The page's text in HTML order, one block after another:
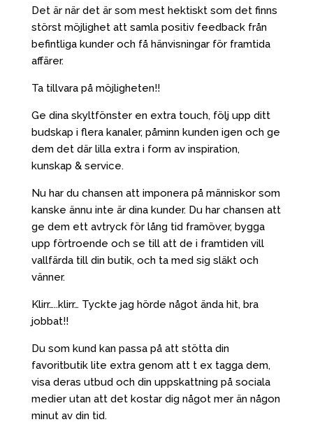
Det är när det är som mest hektiskt som det finns
störst möjlighet att samla positiv feedback från
befintliga kunder och få hänvisningar för framtida
affärer.
Ta tillvara på möjligheten!!
Ge dina skyltfönster en extra touch, följ upp ditt
budskap i flera kanaler, påminn kunden igen och ge
dem det där lilla extra i form av inspiration,
kunskap & service.
Nu har du chansen att imponera på människor som
kanske ännu inte är dina kunder. Du har chansen att
ge dem ett avtryck för lång tid framöver, bygga
upp förtroende och se till att de i framtiden vill
vallfärda till din butik, och ta med sig släkt och
vänner.
Klirr…..klirr… Tyckte jag hörde något ända hit, bra
jobbat!!
Du som kund kan passa på att stötta din
favoritbutik lite extra genom att t ex tagga dem,
visa deras utbud och din uppskattning på sociala
medier utan att det kostar dig något mer än någon
minut av din tid.